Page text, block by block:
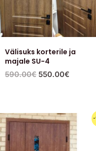
Välisuks korterile ja
majale SU-4
590.00€ 550.00€
-
цена
составляла
1,195.00€.
цена: